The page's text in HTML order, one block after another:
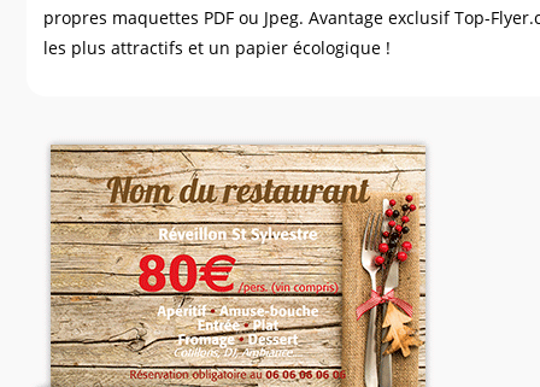
propres maquettes PDF ou Jpeg. Avantage exclusif Top-
les plus attractifs et un papier écologique !